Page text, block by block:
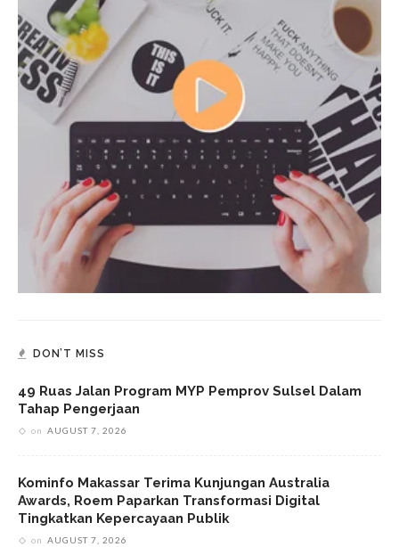
DON’T MISS
49 Ruas Jalan Program MYP Pemprov Sulsel Dalam
Tahap Pengerjaan
on AUGUST 7, 2026
Kominfo Makassar Terima Kunjungan Australia
Awards, Roem Paparkan Transformasi Digital
Tingkatkan Kepercayaan Publik
on AUGUST 7, 2026